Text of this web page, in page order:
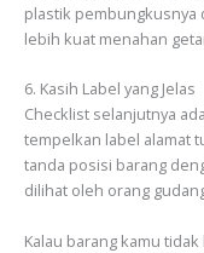
plastik pembungkusnya
lebih kuat menahan
6. Kasih Label yang Jelas
Checklist selanjutnya
tempelkan label alamat
tanda posisi barang
dilihat oleh orang
Kalau barang kamu